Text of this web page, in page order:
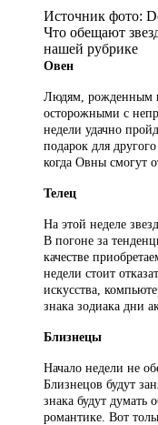
Источник фото:
Что обещают
нашей рубрике
Овен
Людям, рожденным
осторожными с
недели удачно
подарок для
когда Овны смогут
Телец
На этой неделе
В погоне за
качестве
недели стоит
искусства,
знака зодиака дни
Близнецы
Начало недели не
Близнецов будут
знака будут думать
романтике. Вот